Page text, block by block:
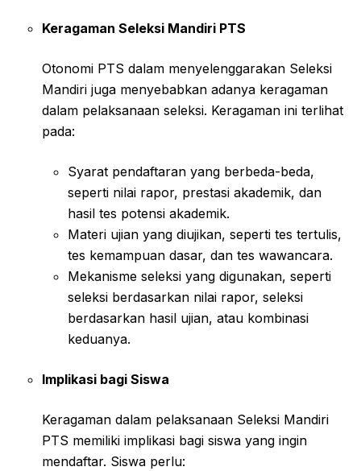
Keragaman Seleksi Mandiri PTS
Otonomi PTS dalam menyelenggarakan Seleksi
Mandiri juga menyebabkan adanya keragaman
dalam pelaksanaan seleksi. Keragaman ini terlihat
pada:
Syarat pendaftaran yang berbeda-beda,
seperti nilai rapor, prestasi akademik, dan
hasil tes potensi akademik.
Materi ujian yang diujikan, seperti tes tertulis,
tes kemampuan dasar, dan tes wawancara.
Mekanisme seleksi yang digunakan, seperti
seleksi berdasarkan nilai rapor, seleksi
berdasarkan hasil ujian, atau kombinasi
keduanya.
Implikasi bagi Siswa
Keragaman dalam pelaksanaan Seleksi Mandiri
PTS memiliki implikasi bagi siswa yang ingin
mendaftar. Siswa perlu: